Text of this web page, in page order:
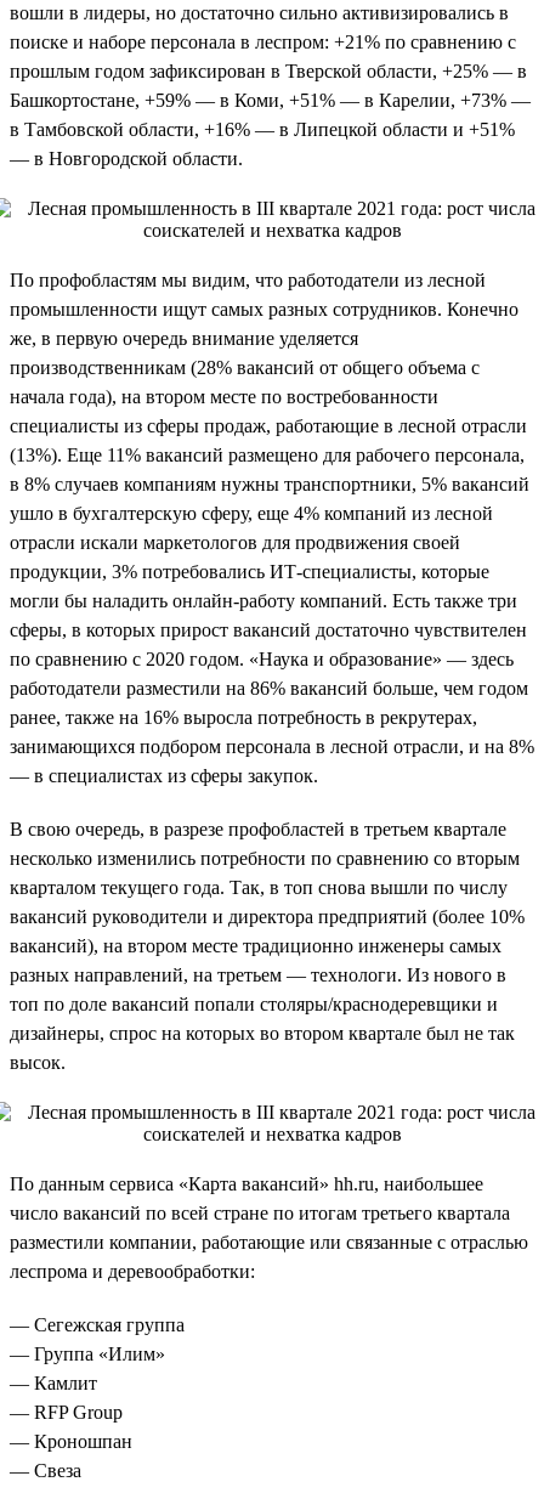
вошли в лидеры, но достаточно сильно активизировались в
поиске и наборе персонала в леспром: +21% по сравнению с
прошлым годом зафиксирован в Тверской области, +25% — в
Башкортостане, +59% — в Коми, +51% — в Карелии, +73% —
в Тамбовской области, +16% — в Липецкой области и +51%
— в Новгородской области.
По профобластям мы видим, что работодатели из лесной
промышленности ищут самых разных сотрудников. Конечно
же, в первую очередь внимание уделяется
производственникам (28% вакансий от общего объема с
начала года), на втором месте по востребованности
специалисты из сферы продаж, работающие в лесной отрасли
(13%). Еще 11% вакансий размещено для рабочего персонала,
в 8% случаев компаниям нужны транспортники, 5% вакансий
ушло в бухгалтерскую сферу, еще 4% компаний из лесной
отрасли искали маркетологов для продвижения своей
продукции, 3% потребовались ИТ-специалисты, которые
могли бы наладить онлайн-работу компаний. Есть также три
сферы, в которых прирост вакансий достаточно чувствителен
по сравнению с 2020 годом. «Наука и образование» — здесь
работодатели разместили на 86% вакансий больше, чем годом
ранее, также на 16% выросла потребность в рекрутерах,
занимающихся подбором персонала в лесной отрасли, и на 8%
— в специалистах из сферы закупок.
В свою очередь, в разрезе профобластей в третьем квартале
несколько изменились потребности по сравнению со вторым
кварталом текущего года. Так, в топ снова вышли по числу
вакансий руководители и директора предприятий (более 10%
вакансий), на втором месте традиционно инженеры самых
разных направлений, на третьем — технологи. Из нового в
топ по доле вакансий попали столяры/краснодеревщики и
дизайнеры, спрос на которых во втором квартале был не так
высок.
По данным сервиса «Карта вакансий» hh.ru, наибольшее
число вакансий по всей стране по итогам третьего квартала
разместили компании, работающие или связанные с отраслью
леспрома и деревообработки:
— Сегежская группа
— Группа «Илим»
— Камлит
— RFP Group
— Кроношпан
— Свеза